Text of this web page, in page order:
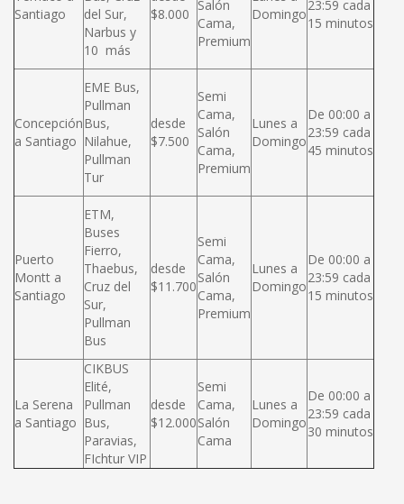
Santiago
del Sur,
Narbus y
10 más
$8.000
Salón
Cama,
Premium
Domingo
23:59 cada
15 minutos
Concepción
a Santiago
EME Bus,
Pullman
Bus,
Nilahue,
Pullman
Tur
desde
$7.500
Semi
Cama,
Salón
Cama,
Premium
Lunes a
Domingo
De 00:00 a
23:59 cada
45 minutos
Puerto
Montt a
Santiago
ETM,
Buses
Fierro,
Thaebus,
Cruz del
Sur,
Pullman
Bus
desde
$11.700
Semi
Cama,
Salón
Cama,
Premium
Lunes a
Domingo
De 00:00 a
23:59 cada
15 minutos
La Serena
a Santiago
CIKBUS
Elité,
Pullman
Bus,
Paravias,
FIchtur VIP
desde
$12.000
Semi
Cama,
Salón
Cama
Lunes a
Domingo
De 00:00 a
23:59 cada
30 minutos